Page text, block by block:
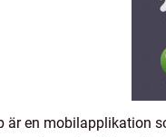
är en mobilapplikation